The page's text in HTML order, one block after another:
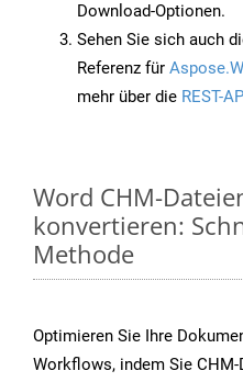
Download-Optionen.
Sehen Sie sich auch
Referenz für
mehr über die REST-
Word CHM-
konvertieren:
Methode
Optimieren Sie Ihre
Workflows, indem Sie